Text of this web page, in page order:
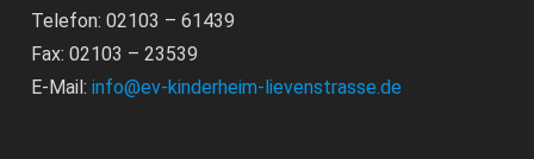
Telefon: 02103 – 61439
Fax: 02103 – 23539
E-Mail:info@ev-kinderheim-lievenstrasse.de